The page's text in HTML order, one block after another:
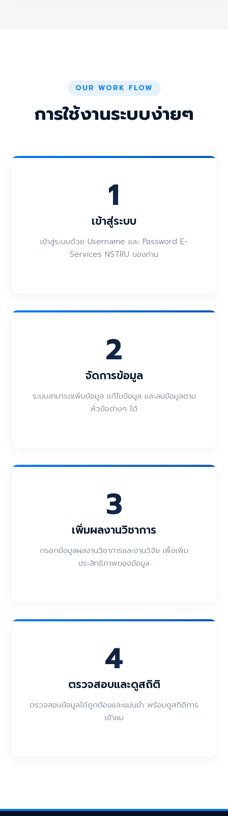
OUR WORK FLOW
การใช้งานระบบง่ายๆ
1
เข้าสู่ระบบ
เข้าสู่ระบบด้วย Username และ Password E-
Services NSTRU ของท่าน
2
จัดการข้อมูล
ระบบสามารถเพิ่มข้อมูล แก้ไขข้อมูล และลบข้อมูลตาม
หัวข้อต่างๆ ได้
3
เพิ่มผลงานวิชาการ
กรอกข้อมูลผลงานวิชาการและงานวิจัย เพื่อเพิ่ม
ประสิทธิภาพของข้อมูล
4
ตรวจสอบและดูสถิติ
ตรวจสอบข้อมูลได้ถูกต้องและแม่นยำ พร้อมดูสถิติการ
เข้าชม